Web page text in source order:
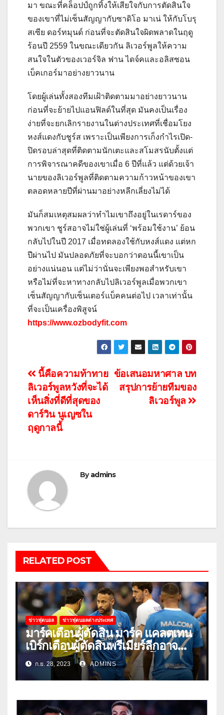
มา ขณะที่คล็อปป์ถูกทิ้งให้เสียใจกับการตัดสินใจ
ของเขาที่ไม่เซ็นสัญญากับซาดิโอ มาเน่ ให้กับโบรุ
สเซีย ดอร์ทมุนด์ ก่อนที่จะตัดสินใจผิดพลาดในฤดู
ร้อนปี 2559 ในขณะเดียวกัน ลิเวอร์พูลให้ความ
สนใจในตัวของเวอร์จิล ฟาน ไดจ์คและอลิสซอน
เบ็คเกอร์มาอย่างยาวนาน
โดยผู้เล่นทั้งสองทีมเฝ้าติดตามมาอย่างยาวนาน
ก่อนที่จะย้ายไปแอนฟิลด์ในที่สุด มันคงเป็นเรื่อง
ง่ายที่จะยกเลิกรายงานในต่างประเทศที่เชื่อมโยง
หงส์แดงกับชูร์ส เพราะเป็นเพียงการเก็งกำไรเปิด-
ปิดรอบล่าสุดที่ติดตามนักเตะและสโมสรนับตั้งแต่
การพิจารณาคดีของเขาเมื่อ 6 ปีที่แล้ว แต่ด้วยเจ้า
นายของลิเวอร์พูลที่ติดตามความก้าวหน้าของเขา
ตลอดหลายปีที่ผ่านมาอย่างหลีกเลี่ยงไม่ได้
มันก็สมเหตุสมผลว่าทำไมเขาถึงอยู่ในเรดาร์ของ
พวกเขา ชูร์สอาจไม่ใช่ผู้เล่นที่ ‘พร้อมใช้งาน’ ย้อน
กลับไปในปี 2017 เมื่อทดลองใช้กับหงส์แดง แต่หก
ปีผ่านไป มันปลอดภัยที่จะบอกว่าตอนนี้เขาเป็น
อย่างแน่นอน แต่ไม่ว่านั่นจะเพียงพอสำหรับเขา
หรือไม่ที่จะหาทางกลับไปลิเวอร์พูลเมื่อพวกเขา
เซ็นสัญญากับเซ็นเตอร์แบ็คคนต่อไป เวลาเท่านั้น
ที่จะเป็นเครื่องพิสูจน์
https://www.ozbodyfit.com
แนะแนว
เรื่อง
ข้อเสนอมหาศาล บท
สรุปการย้ายทีมของ
ลิเวอร์พูล
นี้คือความท้าทาย
ลิเวอร์พูลหวังที่จะได้
เห็นสิ่งที่ดีที่สุดของ
ดาร์วิน นูเญซใน
ฤดูกาลนี้
Byadmins
RELATED POST
ข่าวฟุตบอล ข่าวฟุตบอลต่างประเทศ
มาร์คเตือนผู้ตัดสิน มาร์ค แคลตเทน
เบิร์กเตือนผู้ตัดสินพรีเมียร์ลีกอาจ
‘ยอมแพ้ในยูโรหรือฟุตบอลโลก’
ก.ย. 28, 2023 ADMINS